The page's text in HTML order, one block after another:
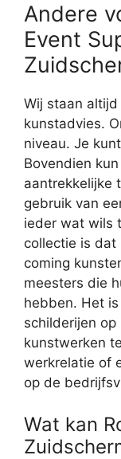
Andere
Event
Wij staan
kunstadvies.
niveau. Je
Bovendien
aantrekkelijke
gebruik van
ieder wat wils
collectie is dat
coming
meesters die
hebben. Het
schilderijen
kunstwerken
werkrelatie of
op de
Wat kan